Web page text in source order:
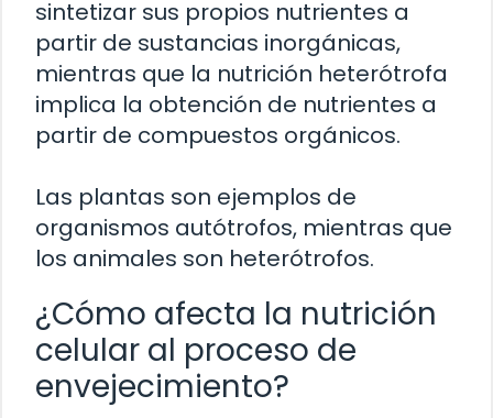
sintetizar sus propios nutrientes a
partir de sustancias inorgánicas,
mientras que la nutrición heterótrofa
implica la obtención de nutrientes a
partir de compuestos orgánicos.
Las plantas son ejemplos de
organismos autótrofos, mientras que
los animales son heterótrofos.
¿Cómo afecta la nutrición
celular al proceso de
envejecimiento?